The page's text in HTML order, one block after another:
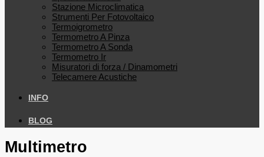
Stazione Microclimatica
Strumenti Per Fotovoltaico
Termoigrometro
Termometro A Pinza
Termometro A Sonda
Termometro Ir
Misuratori di forza / Dinamometri
Telecamere Acustiche
INFO
BLOG
Multimetro